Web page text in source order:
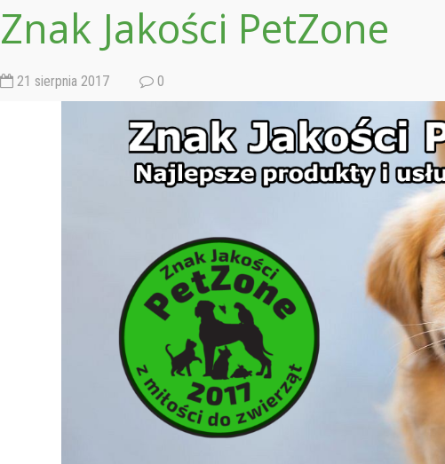
Znak Jakości PetZone
21 sierpnia 2017 0